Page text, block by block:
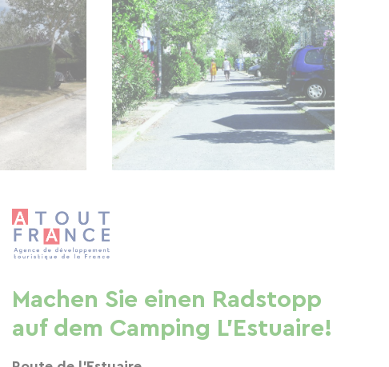
Machen Sie einen Radstopp
auf dem Camping L'Estuaire!